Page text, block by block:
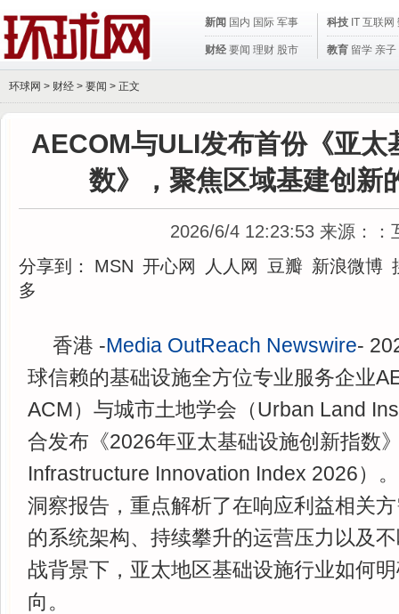
新闻 国内 国际 军事
财经 要闻 理财 股市
科技 IT 互联网
教育 留学 亲子
环球网 > 财经 > 要闻 > 正文
AECOM与ULI发布首份《亚太
数》，聚焦区域基建创新
2026/6/4 12:23:53 来源：：
分享到：
MSN 开心网 人人网 豆瓣 新浪微博
多
香港 -Media OutReach Newswire-
球信赖的基础设施全方位专业服务企业
ACM）与城市土地学会（Urban Land
合发布《2026年亚太基础设施创新指数
Infrastructure Innovation Index 2026）
洞察报告，重点解析了在响应利益相关
的系统架构、持续攀升的运营压力以及
战背景下，亚太地区基础设施行业如何
向。